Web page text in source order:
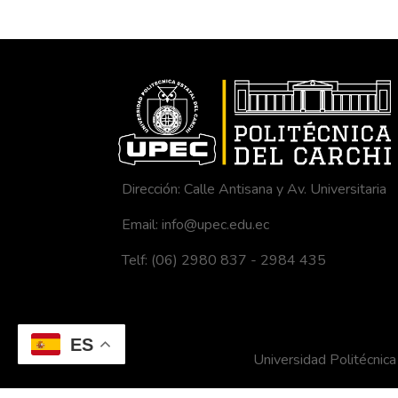
ES
Dirección: Calle Antisana y Av. Universitaria
Email: info@upec.edu.ec
Telf: (06) 2980 837 - 2984 435
Universidad